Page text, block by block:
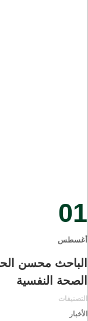
01
أغسطس
الباحث محسن
الصحة النفسية
التصنيفات
الأخبار